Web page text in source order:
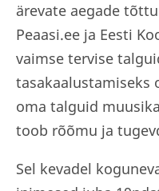
ärevate aegade
Peaasi.ee ja Eesti
vaimse tervise
tasakaalustamiseks
oma talguid
toob rõõmu ja
Sel kevadel